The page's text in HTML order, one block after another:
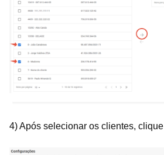
4) Após selecionar os clientes,